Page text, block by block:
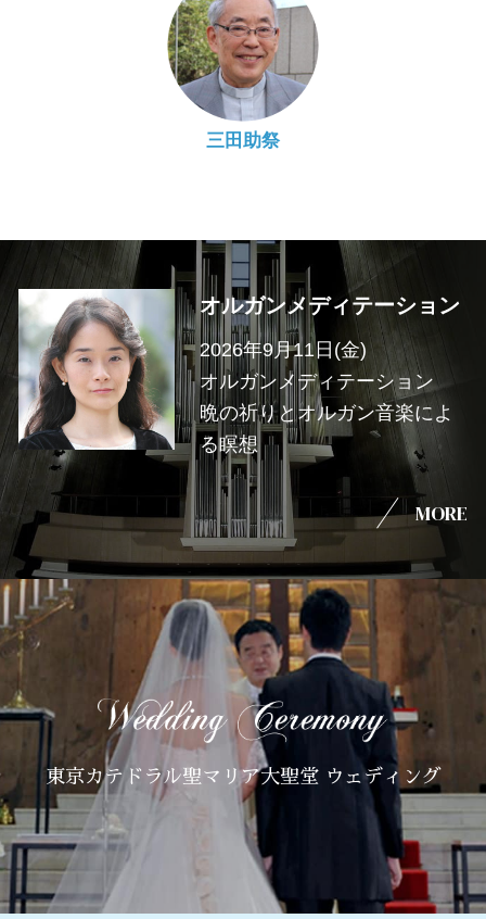
三田助祭
オルガンメディテーション
2026年9月11日(金)
オルガンメディテーション
晩の祈りとオルガン音楽によ
る瞑想
MORE
東京カテドラル聖マリア大聖堂 ウェディング